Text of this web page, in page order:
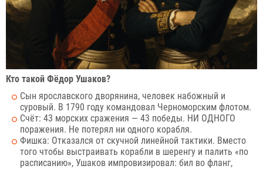
Кто такой Фёдор Ушаков?
Сын ярославского дворянина, человек набожный и
суровый. В 1790 году командовал Черноморским флотом.
Счёт: 43 морских сражения — 43 победы. НИ ОДНОГО
поражения. Не потерял ни одного корабля.
Фишка: Отказался от скучной линейной тактики. Вместо
того чтобы выстраивать корабли в шеренгу и палить «по
расписанию», Ушаков импровизировал: бил во фланг,